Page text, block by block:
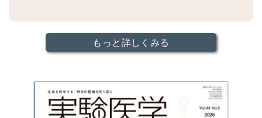
もっと詳しくみる